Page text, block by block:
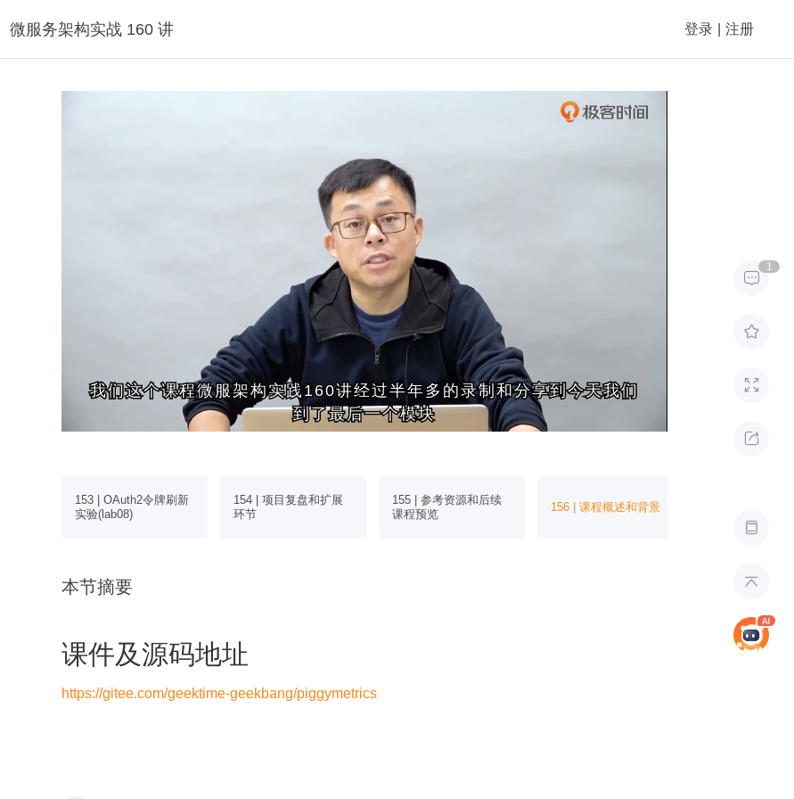
微服务架构实战 160 讲 登录 注册

1





我们这个课程微服架构实践160讲经过半年多的录制和分享到今天我们
到了最后一个模块
我们这个课程微服架构实践160讲经过半年多的录制和分享到今天我们
到了最后一个模块
153 | OAuth2令牌刷新
实验(lab08)
154 | 项目复盘和扩展
环节
155 | 参考资源和后续
课程预览
156 | 课程概述和背景
本节摘要
课件及源码地址
https://gitee.com/geektime-geekbang/piggymetrics